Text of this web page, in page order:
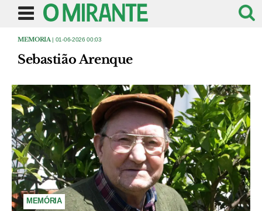
MEMORIA | 01-06-2026 00:03
Sebastião Arenque
MEMÓRIA